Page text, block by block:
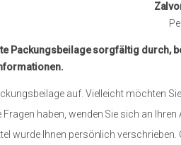
Packungsbeilage sorgfältig durch,
auf. Vielleicht möchten
Fragen haben, wenden Sie sich an
wurde Ihnen persönlich verschrieben.